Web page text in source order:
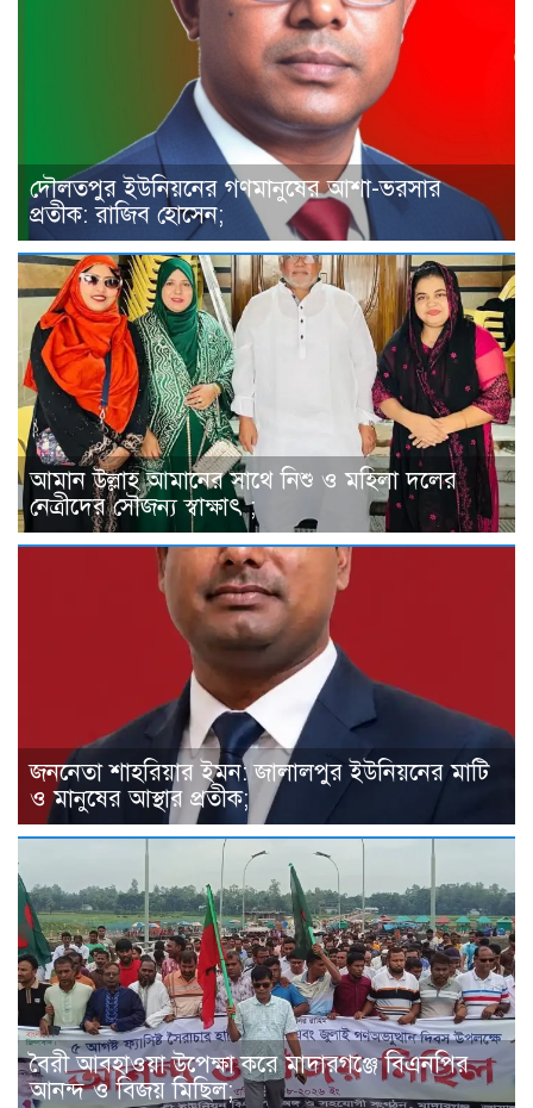
দৌলতপুর ইউনিয়নের গণমানুষের আশা-ভরসার
প্রতীক: রাজিব হোসেন;
আমান উল্লাহ আমানের সাথে নিশু ও মহিলা দলের
নেত্রীদের সৌজন্য স্বাক্ষাৎ ;
জননেতা শাহরিয়ার ইমন: জালালপুর ইউনিয়নের মাটি
ও মানুষের আস্থার প্রতীক;
বৈরী আবহাওয়া উপেক্ষা করে মাদারগঞ্জে বিএনপির
আনন্দ ও বিজয় মিছিল;